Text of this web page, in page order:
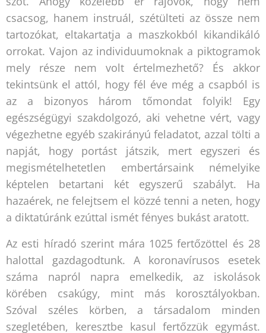
csacsog, hanem instruál, szétülteti az össze nem
tartozókat, eltakartatja a maszkokból kikandikáló
orrokat. Vajon az individuumoknak a piktogramok
mely része nem volt értelmezhető? És akkor
tekintsünk el attól, hogy fél éve még a csapból is
az a bizonyos három tőmondat folyik! Egy
egészségügyi szakdolgozó, aki vehetne vért, vagy
végezhetne egyéb szakirányú feladatot, azzal tölti a
napját, hogy portást játszik, mert egyszeri és
megismételhetetlen embertársaink némelyike
képtelen betartani két egyszerű szabályt. Ha
hazaérek, ne felejtsem el közzé tenni a neten, hogy
a diktatúránk ezúttal ismét fényes bukást aratott.
Az esti híradó szerint mára 1025 fertőzöttel és 28
halottal gazdagodtunk. A koronavírusos esetek
száma napról napra emelkedik, az iskolások
körében csakúgy, mint más korosztályokban.
Szóval széles körben, a társadalom minden
szegletében, keresztbe kasul fertőzzük egymást.